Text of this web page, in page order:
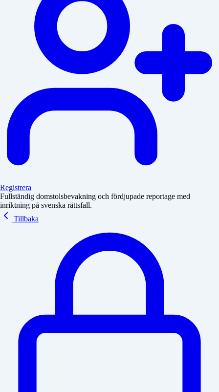
Registrera
Fullständig domstolsbevakning och fördjupade reportage med
inriktning på svenska rättsfall.
Tillbaka